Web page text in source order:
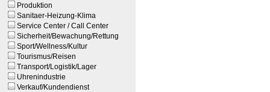
Produktion
Sanitaer-Heizung-Klima
Service Center / Call Center
Sicherheit/Bewachung/Rettung
Sport/Wellness/Kultur
Tourismus/Reisen
Transport/Logistik/Lager
Uhrenindustrie
Verkauf/Kundendienst